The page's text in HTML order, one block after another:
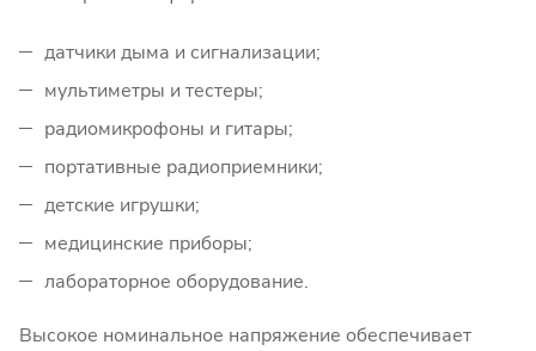
датчики дыма и сигнализации;
мультиметры и тестеры;
радиомикрофоны и гитары;
портативные радиоприемники;
детские игрушки;
медицинские приборы;
лабораторное оборудование.
Высокое номинальное напряжение обеспечивает